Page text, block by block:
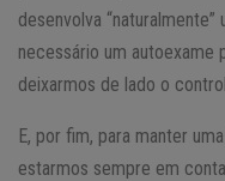
desenvolva
necessário um autoexame
deixarmos de lado o
E, por fim, para manter
estarmos sempre em